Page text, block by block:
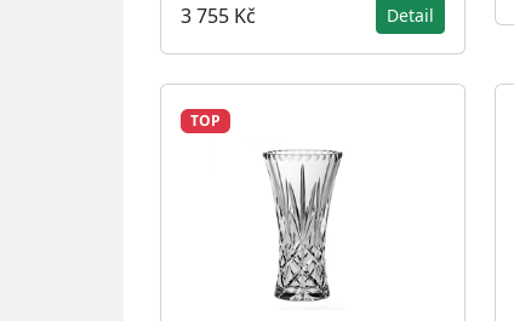
3 755 Kč Detail
TOP